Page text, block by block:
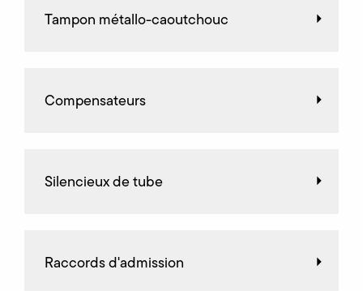
Tampon métallo-caoutchouc
Compensateurs
Silencieux de tube
Raccords d'admission